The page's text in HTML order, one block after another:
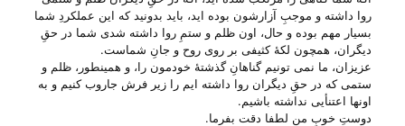
روا داشته و موجبِ آزارشون بوده اید، باید بدونید که این عملکردِ شما
بسیار مهم بوده و حال، اون ظلم و ستمِ روا داشته شدی شما در حقِ
دیگران، همچون لکهٔ کثیفی بر روی روح و جانِ شماست.
عزیزان، ما نمی تونیم گناهانِ گذشتهٔ خودمون را، و همینطور، ظلم و
ستمی که در حقِ دیگران روا داشته ایم را زیر فرش جاروب کنیم و به
اونها اعتنأیی نداشته باشیم.
دوستِ خوبِ من لطفا دقت بفرما.